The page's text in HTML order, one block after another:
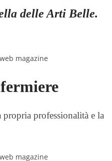
delle Arti Belle.
professionalità e la